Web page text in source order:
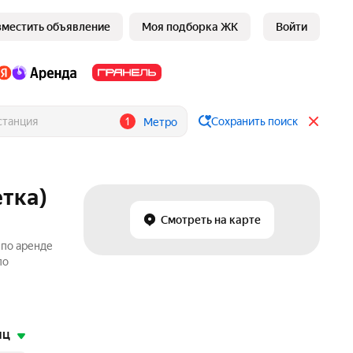
объявление Моя подборка ЖК Войти
1 Метро Сохранить поиск
Смотреть на карте
аренде